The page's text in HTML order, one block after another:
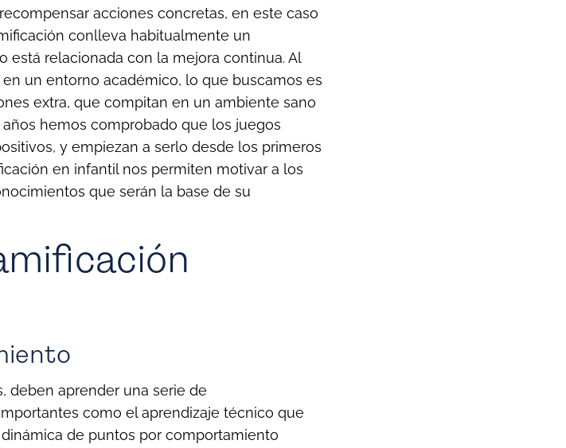
acciones concretas, en este caso
conlleva habitualmente un
relacionada con la mejora continua. Al
un entorno académico, lo que buscamos es
extra, que compitan en un ambiente sano
hemos comprobado que los juegos
y empiezan a serlo desde los primeros
en infantil nos permiten motivar a los
que serán la base de su
deben aprender una serie de
como el aprendizaje técnico que
de puntos por comportamiento